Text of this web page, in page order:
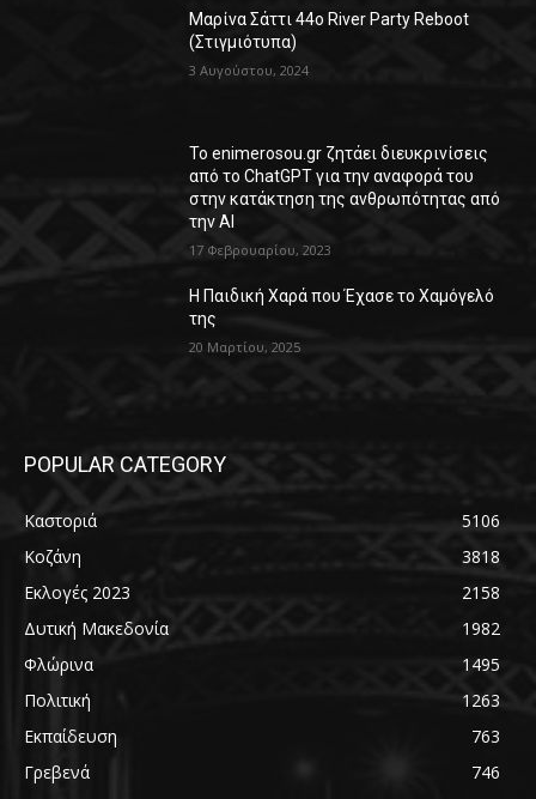
Μαρίνα Σάττι 44o River Party Reboot
(Στιγμιότυπα)
3 Αυγούστου, 2024
Το enimerosou.gr ζητάει διευκρινίσεις
από το ChatGPT για την αναφορά του
στην κατάκτηση της ανθρωπότητας από
την AI
17 Φεβρουαρίου, 2023
Η Παιδική Χαρά που Έχασε το Χαμόγελό
της
20 Μαρτίου, 2025
POPULAR CATEGORY
Καστοριά
5106
Κοζάνη
3818
Εκλογές 2023
2158
Δυτική Μακεδονία
1982
Φλώρινα
1495
Πολιτική
1263
Εκπαίδευση
763
Γρεβενά
746